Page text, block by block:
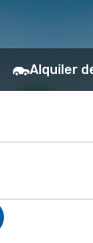
Alquiler